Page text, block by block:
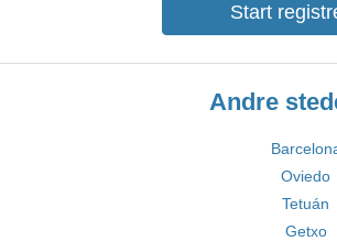
Start
Andre
Oviedo
Tetuán
Getxo